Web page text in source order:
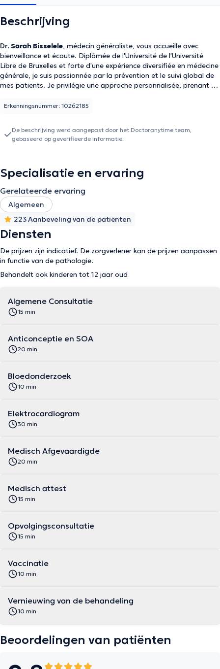
Beschrijving
Dr. Sarah Bisselele, médecin généraliste, vous accueille avec
bienveillance et écoute. Diplômée de l'Université de l'Université
Libre de Bruxelles et forte d'une expérience diversifiée en médecine
générale, je suis passionnée par la prévention et le suivi global de
mes patients. Je privilégie une approche personnalisée, prenant en
santé. Que ce soit pour un suivi régulier, la gestion de maladies
couramment le français et l'anglais, et je suis particulièrement
attentive à la diversité culturelle dans la prise en charge médicale.
Erkenningsnummer: 10262185
De beschrijving werd aangepast door het Doctoranytime team,
gebaseerd op geverifieerde informatie.
Specialisatie en ervaring
Gerelateerde ervaring
Algemeen
223 Aanbeveling van de patiënten
Diensten
De prijzen zijn indicatief. De zorgverlener kan de prijzen aanpassen
in functie van de pathologie.
Behandelt ook kinderen tot 12 jaar oud
Algemene Consultatie
15 min
Anticonceptie en SOA
20 min
Bloedonderzoek
10 min
Elektrocardiogram
30 min
Medisch Afgevaardigde
20 min
Medisch attest
15 min
Opvolgingsconsultatie
15 min
Vaccinatie
10 min
Vernieuwing van de behandeling
10 min
Beoordelingen van patiënten